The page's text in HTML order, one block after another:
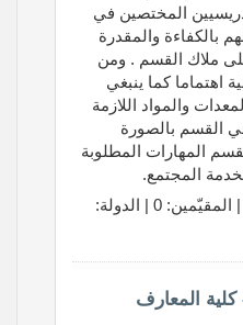
المختصين في
بالكفاءة والمقدرة
على ملاك القسم . ومن
اهتماما كما ينبغي
والمواد اللازمة
في القسم بالصورة
المهارات المطلوبة
المجتمع.
المعارف